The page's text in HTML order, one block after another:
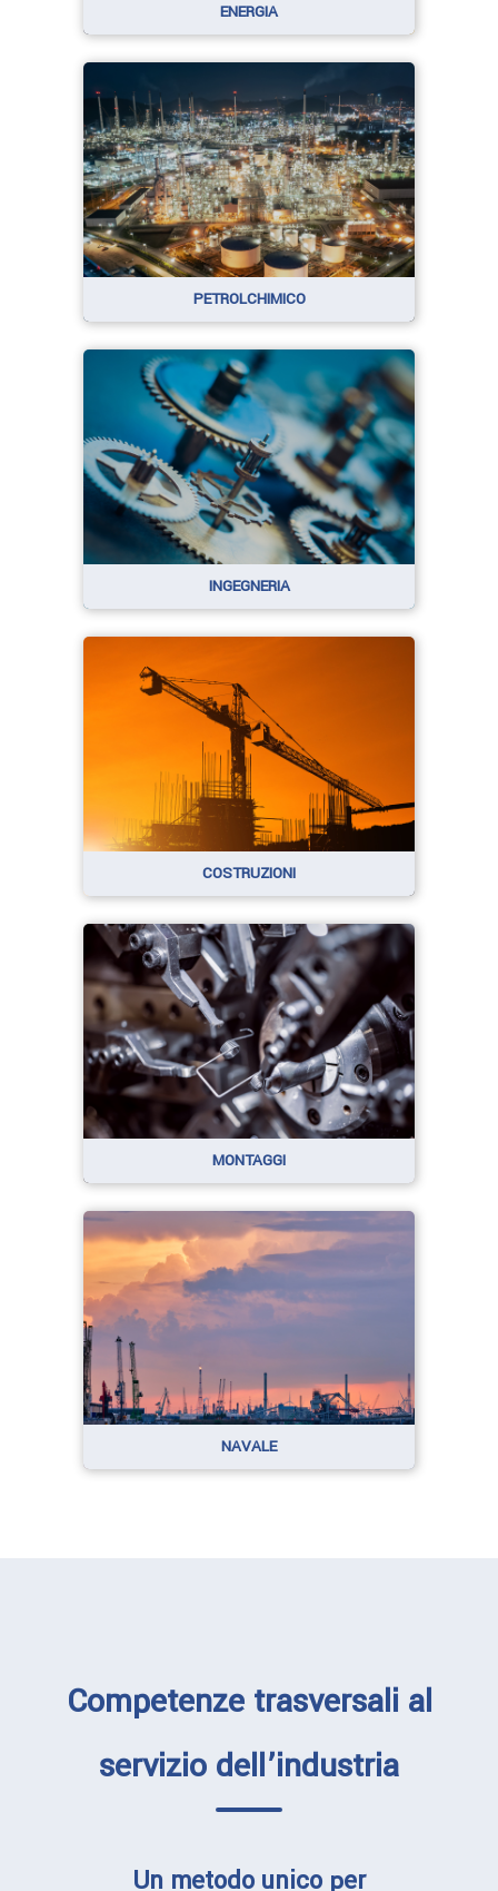
ENERGIA
PETROLCHIMICO
INGEGNERIA
COSTRUZIONI
MONTAGGI
NAVALE
Competenze trasversali al
servizio dell’industria
Un metodo unico per